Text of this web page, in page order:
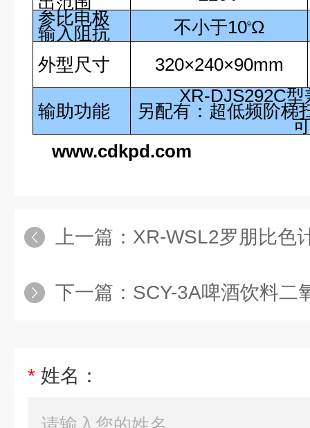
参比电极
输入阻抗 不小于109Ω
外型尺寸
320×240×90mm
输助功能
XR-DJS292C型
另配有：超低频阶梯
www.cdkpd.com
上一篇： XR-WSL2罗朋比色
下一篇： SCY-3A啤酒饮料二
* 姓名：